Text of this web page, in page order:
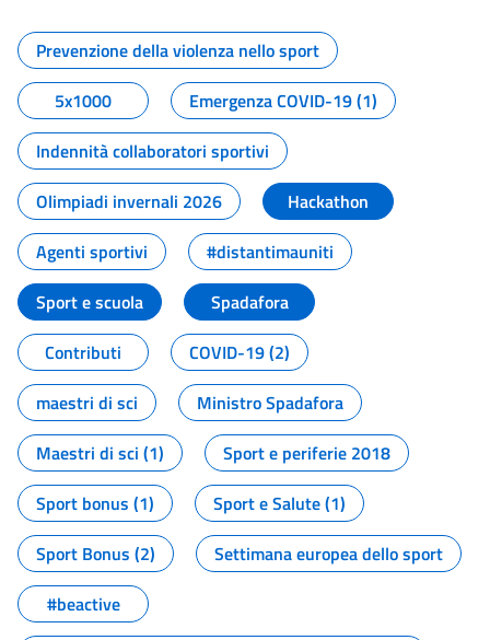
Tutti i contenuti della pagina
Prevenzione della violenza nello sport
5x1000
Emergenza COVID-19 (1)
Indennità collaboratori sportivi
Olimpiadi invernali 2026
Hackathon
Agenti sportivi
#distantimauniti
Sport e scuola
Spadafora
Contributi
COVID-19 (2)
maestri di sci
Ministro Spadafora
Maestri di sci (1)
Sport e periferie 2018
Sport bonus (1)
Sport e Salute (1)
Sport Bonus (2)
Settimana europea dello sport
#beactive